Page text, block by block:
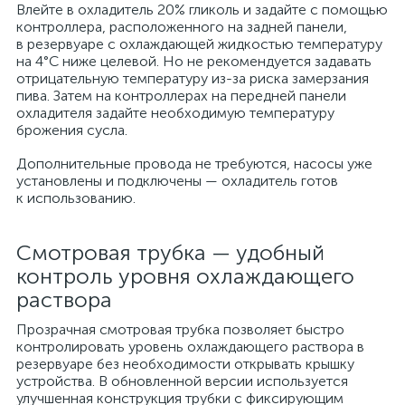
Влейте в охладитель 20% гликоль и задайте с помощью
контроллера, расположенного на задней панели,
в резервуаре с охлаждающей жидкостью температуру
на 4°С ниже целевой. Но не рекомендуется задавать
отрицательную температуру из-за риска замерзания
пива. Затем на контроллерах на передней панели
охладителя задайте необходимую температуру
брожения сусла.
Дополнительные провода не требуются, насосы уже
установлены и подключены — охладитель готов
к использованию.
Смотровая трубка — удобный
контроль уровня охлаждающего
раствора
Прозрачная смотровая трубка позволяет быстро
контролировать уровень охлаждающего раствора в
резервуаре без необходимости открывать крышку
устройства. В обновленной версии используется
улучшенная конструкция трубки с фиксирующим